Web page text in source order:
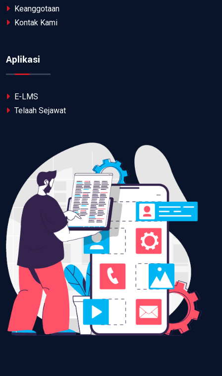
Keanggotaan
Kontak Kami
Aplikasi
E-LMS
Telaah Sejawat